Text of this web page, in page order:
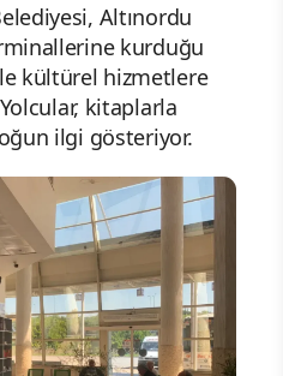
Altınordu
kurduğu
kültürel hizmetlere
kitaplarla
ilgi gösteriyor.